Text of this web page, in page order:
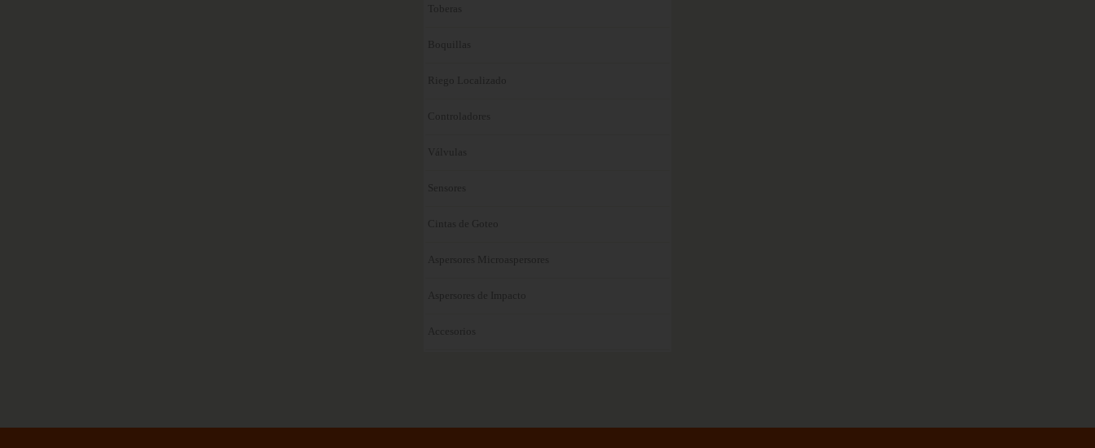
Toberas
Boquillas
Riego Localizado
Controladores
Válvulas
Sensores
Cintas de Goteo
Aspersores Microaspersores
Aspersores de Impacto
Accesorios